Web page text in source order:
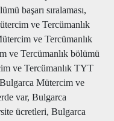
başarı sıralaması,
ve Tercümanlık
ve Tercümanlık
ve Tercümanlık bölümü
ve Tercümanlık TYT
Mütercim ve
var, Bulgarca
ücretleri, Bulgarca